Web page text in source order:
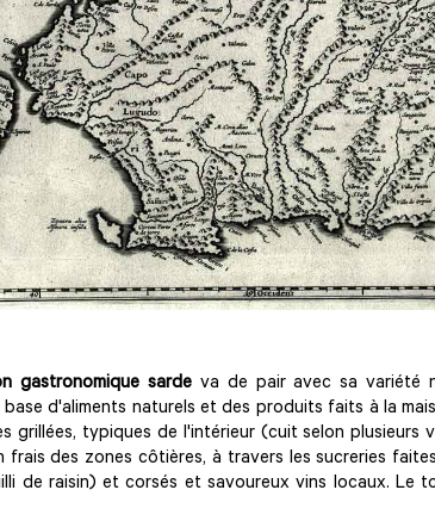
gastronomique sardeva de pair avec sa variété
d'aliments naturels et des produits faits à la
grillées, typiques de l'intérieur (cuit selon plusieurs
frais des zones côtières, à travers les sucreries
de raisin) et corsés et savoureux vins locaux. Le